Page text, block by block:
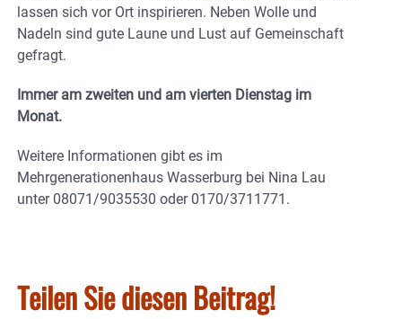
lassen sich vor Ort inspirieren. Neben Wolle und
Nadeln sind gute Laune und Lust auf Gemeinschaft
gefragt.
Immer am zweiten und am vierten Dienstag im
Monat.
Weitere Informationen gibt es im
Mehrgenerationenhaus Wasserburg bei Nina Lau
unter 08071/9035530 oder 0170/3711771.
Teilen Sie diesen Beitrag!